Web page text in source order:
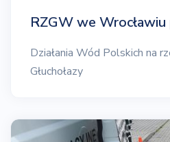
RZGW we
Działania Wód Polskich na
Głuchołazy